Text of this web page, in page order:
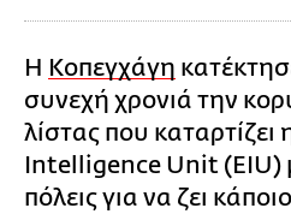
Η Κοπεγχάγη
συνεχή χρονιά την
λίστας που
Intelligence Unit (EIU)
πόλεις για να ζει